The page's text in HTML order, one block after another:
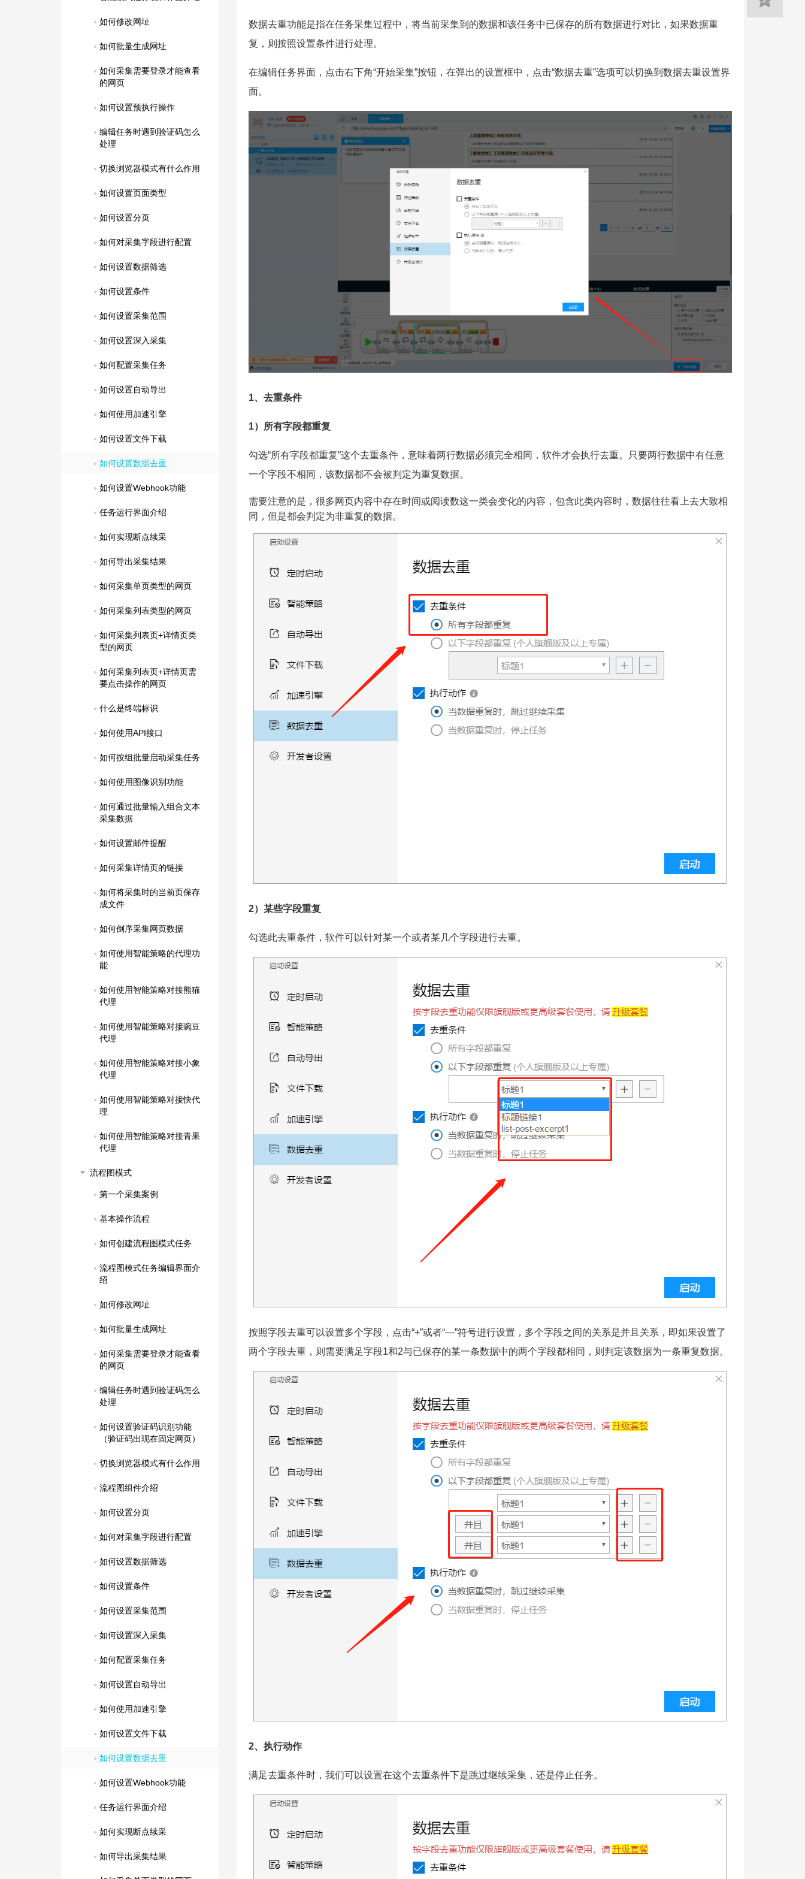
如何修改网址
如何批量生成网址
如何采集需要登录才能查看
的网页
如何设置预执行操作
编辑任务时遇到验证码怎么
处理
切换浏览器模式有什么作用
如何设置页面类型
如何设置分页
如何对采集字段进行配置
如何设置数据筛选
如何设置条件
如何设置采集范围
如何设置深入采集
如何配置采集任务
如何设置自动导出
如何使用加速引擎
如何设置文件下载
如何设置数据去重
如何设置Webhook功能
任务运行界面介绍
如何实现断点续采
如何导出采集结果
如何采集单页类型的网页
如何采集列表类型的网页
如何采集列表页+详情页类
型的网页
如何采集列表页+详情页需
要点击操作的网页
什么是终端标识
如何使用API接口
如何按组批量启动采集任务
如何使用图像识别功能
如何通过批量输入组合文本
采集数据
如何设置邮件提醒
如何采集详情页的链接
如何将采集时的当前页保存
成文件
如何倒序采集网页数据
如何使用智能策略的代理功
能
如何使用智能策略对接熊猫
代理
如何使用智能策略对接豌豆
代理
如何使用智能策略对接小象
代理
如何使用智能策略对接快代
理
如何使用智能策略对接青果
代理
流程图模式
第一个采集案例
基本操作流程
如何创建流程图模式任务
流程图模式任务编辑界面介
绍
如何修改网址
如何批量生成网址
如何采集需要登录才能查看
的网页
编辑任务时遇到验证码怎么
处理
如何设置验证码识别功能
（验证码出现在固定网页）
切换浏览器模式有什么作用
流程图组件介绍
如何设置分页
如何对采集字段进行配置
如何设置数据筛选
如何设置条件
如何设置采集范围
如何设置深入采集
如何配置采集任务
如何设置自动导出
如何使用加速引擎
如何设置文件下载
如何设置数据去重
如何设置Webhook功能
任务运行界面介绍
如何实现断点续采
如何导出采集结果
数据去重功能是指在任务采集过程中，将当前采集到的数据和该任务中已保存的所有数据进行对比，如果数据重
复，则按照设置条件进行处理。
在编辑任务界面，点击右下角“开始采集”按钮，在弹出的设置框中，点击“数据去重”选项可以切换到数据去重设置界
面。
1、去重条件
1）所有字段都重复
勾选“所有字段都重复”这个去重条件，意味着两行数据必须完全相同，软件才会执行去重。只要两行数据中有任意
一个字段不相同，该数据都不会被判定为重复数据。
需要注意的是，很多网页内容中存在时间或阅读数这一类会变化的内容，包含此类内容时，数据往往看上去大致相
同，但是都会判定为非重复的数据。
2）某些字段重复
勾选此去重条件，软件可以针对某一个或者某几个字段进行去重。
按照字段去重可以设置多个字段，点击“+”或者“—”符号进行设置，多个字段之间的关系是并且关系，即如果设置了
两个字段去重，则需要满足字段1和2与已保存的某一条数据中的两个字段都相同，则判定该数据为一条重复数据。
2、执行动作
满足去重条件时，我们可以设置在这个去重条件下是跳过继续采集，还是停止任务。